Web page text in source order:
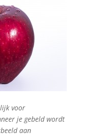
voor
je gebeld wordt
aan